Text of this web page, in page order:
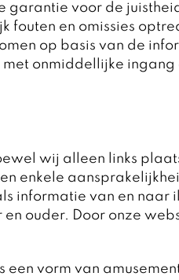
garantie voor de
fouten en omissies
op basis van de
onmiddellijke ingang
wij alleen links
enkele
informatie van en naar
ouder. Door onze
vorm van